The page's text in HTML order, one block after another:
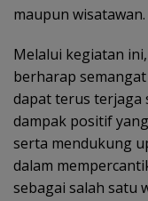
maupun wisatawan.
Melalui kegiatan
berharap
dapat terus terjaga
dampak positif
serta mendukung
dalam
sebagai salah satu